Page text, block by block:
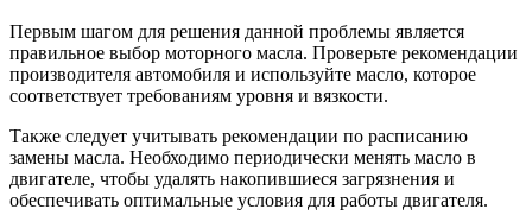
Первым шагом для решения данной проблемы является
правильное выбор моторного масла. Проверьте рекомендации
производителя автомобиля и используйте масло, которое
соответствует требованиям уровня и вязкости.
Также следует учитывать рекомендации по расписанию
замены масла. Необходимо периодически менять масло в
двигателе, чтобы удалять накопившиеся загрязнения и
обеспечивать оптимальные условия для работы двигателя.